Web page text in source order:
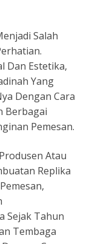
Salah
Dan Estetika,
Yang
Dengan Cara
Berbagai
Pemesan.
Atau
Replika
Sejak Tahun
Tembaga